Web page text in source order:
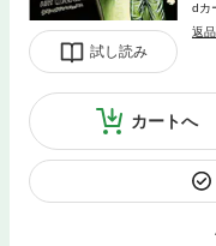
試し読み
dカ
返
カートへ